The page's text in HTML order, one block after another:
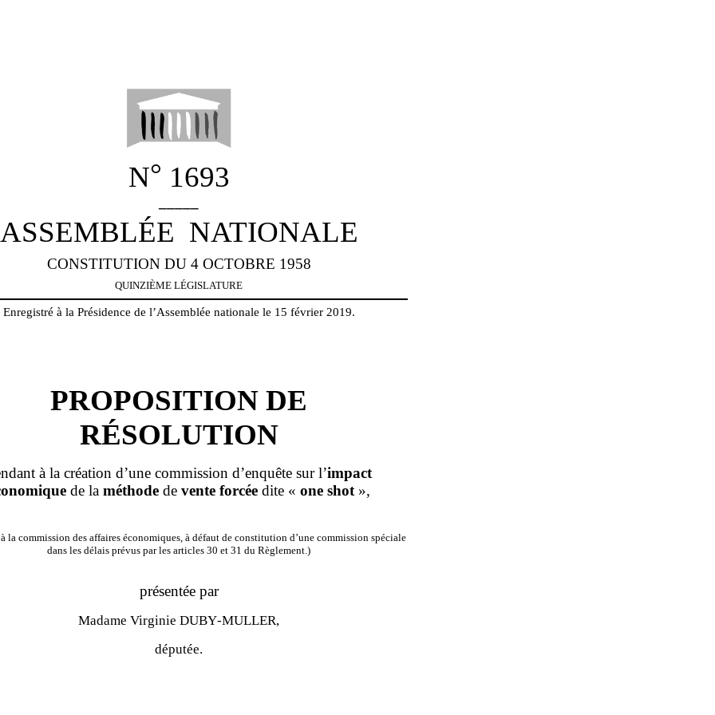
N° 1693
ASSEMBLÉE NATIONALE
CONSTITUTION DU 4 OCTOBRE 1958
QUINZIÈME LÉGISLATURE
Enregistré à la Présidence de l’Assemblée nationale le 15 février 2019.
PROPOSITION DE
RÉSOLUTION
à la création d’une commission d’enquête sur l’impact
de la méthodede vente forcéedite « one shot »,
la commission des affaires économiques, à défaut de constitution d’une commission spéciale
dans les délais prévus par les articles 30 et 31 du Règlement.)
présentée par
Madame Virginie DUBY‑MULLER,
députée.